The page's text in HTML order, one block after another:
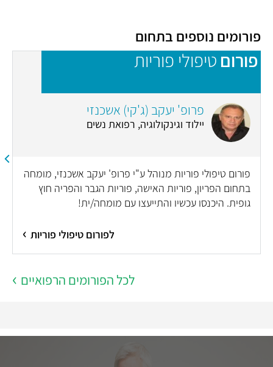
פורומים נוספים בתחום
פורום טיפולי פוריות
פרופ' יעקב (ג'קי) אשכנזי
יילוד וגינקולוגיה, רפואת נשים
פורום טיפולי פוריות מנוהל ע"י פרופ' יעקב אשכנזי, מומחה
בתחום הפריון, פוריות האישה, פוריות הגבר והפריה חוץ
גופית. היכנסו עכשיו והתייעצו עם מומחה/ית!
לפורום טיפולי פוריות
לכל הפורומים הרפואיים